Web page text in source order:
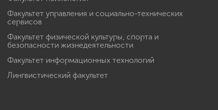
Факультет управления и социально-технических
сервисов
Факультет физической культуры, спорта и
безопасности жизнедеятельности
Факультет информационных технологий
Лингвистический факультет